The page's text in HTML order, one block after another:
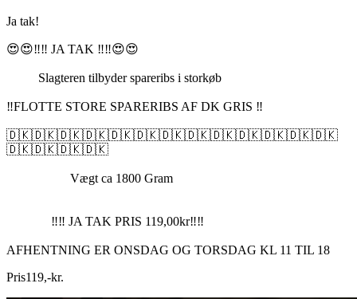
Ja tak!
😍😍‼️‼️ JA TAK ‼️‼️😍😍
Slagteren tilbyder spareribs i storkøb
‼️FLOTTE STORE SPARERIBS AF DK GRIS ‼️
🇩🇰🇩🇰🇩🇰🇩🇰🇩🇰🇩🇰🇩🇰🇩🇰🇩🇰🇩🇰🇩🇰🇩🇰🇩🇰
🇩🇰🇩🇰🇩🇰🇩🇰
Vægt ca 1800 Gram
‼️‼️ JA TAK PRIS 119,00kr‼️‼️
AFHENTNING ER ONSDAG OG TORSDAG KL 11 TIL 18
Pris119,-kr.